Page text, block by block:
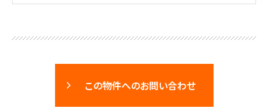
この物件へのお問い合わせ